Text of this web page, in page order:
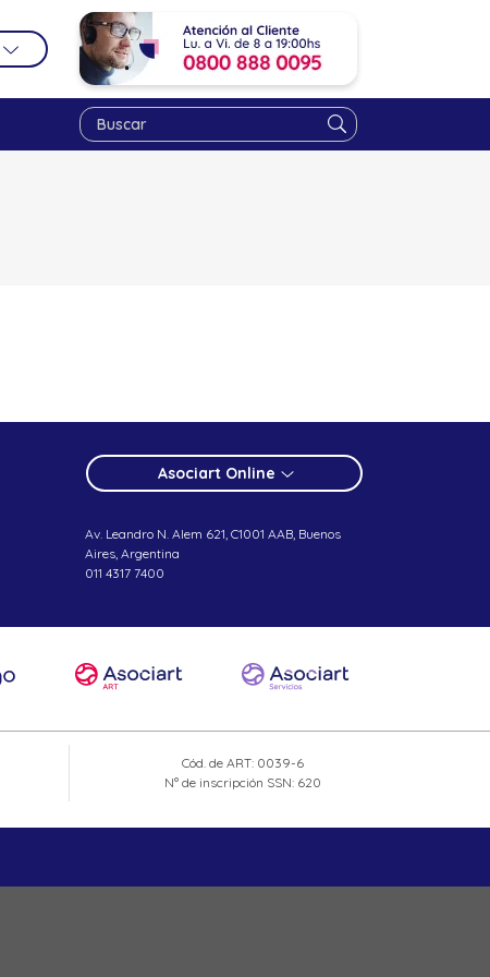
Asociart Online
Av. Leandro N. Alem 621, C1001 AAB, Buenos
Aires, Argentina
011 4317 7400
Cód. de ART: 0039-6
N° de inscripción SSN: 620